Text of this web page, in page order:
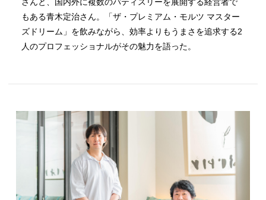
もある青木定治さん。「ザ・プレミアム・モルツ マスター
ズドリーム」を飲みながら、効率よりもうまさを追求する2
人のプロフェッショナルがその魅力を語った。